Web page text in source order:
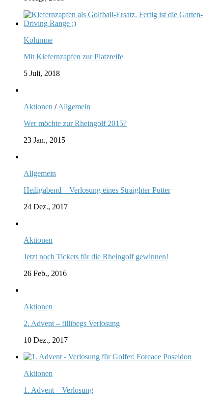
Kolumne
Mit Kiefernzapfen zur Platzreife
5 Juli, 2018
Aktionen /Allgemein
Wer möchte zur Rheingolf 2015?
23 Jan., 2015
Allgemein
Heiligabend – Verlosung eines Straighter Putter
24 Dez., 2017
Aktionen
Jetzt noch Tickets für die Rheingolf gewinnen!
26 Feb., 2016
Aktionen
2. Advent – fillibegs Verlosung
10 Dez., 2017
Aktionen
1. Advent – Verlosung